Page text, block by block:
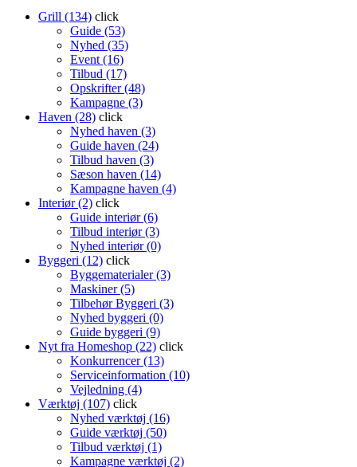
Grill (134) click
Guide (53)
Nyhed (35)
Event (16)
Tilbud (17)
Opskrifter (48)
Kampagne (3)
Haven (28) click
Nyhed haven (3)
Guide haven (24)
Tilbud haven (3)
Sæson haven (14)
Kampagne haven (4)
Interiør (2) click
Guide interiør (6)
Tilbud interiør (3)
Nyhed interiør (0)
Byggeri (12) click
Byggematerialer (3)
Maskiner (5)
Tilbehør Byggeri (3)
Nyhed byggeri (0)
Guide byggeri (9)
Nyt fra Homeshop (22) click
Konkurrencer (13)
Serviceinformation (10)
Vejledning (4)
Værktøj (107) click
Nyhed værktøj (16)
Guide værktøj (50)
Tilbud værktøj (1)
Kampagne værktøj (2)